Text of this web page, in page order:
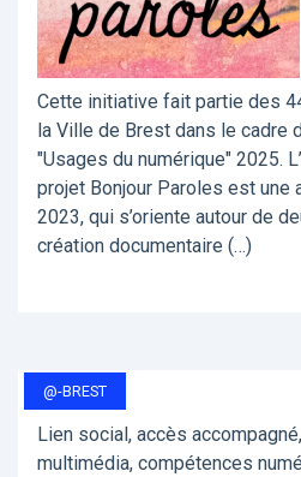
Cette initiative fait partie des
la Ville de Brest dans le cadre
"Usages du numérique" 2025.
projet Bonjour Paroles est une
2023, qui s’oriente autour de
création documentaire (…)
@-BREST
Lien social, accès
multimédia, compétences